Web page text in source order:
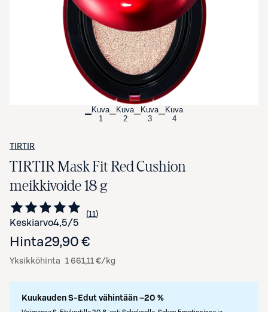
Kuva
1
Kuva
2
Kuva
3
Kuva
4
TIRTIR
TIRTIR Mask Fit Red Cushion
meikkivoide 18 g
Keskiarvo4,5/5 Siirry arvioihin
11
kappaletta
Hinta29,90 €
Yksikköhinta 1 661,11 €/kg
Kuukauden S-Edut vähintään –20 %